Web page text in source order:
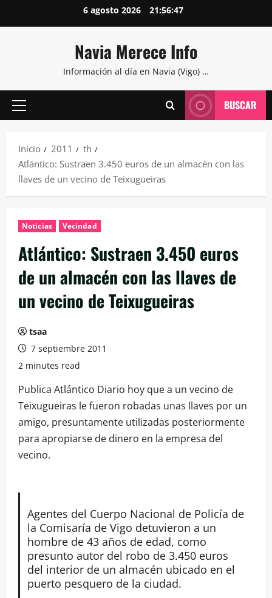
al
6 agosto 2026 21:56:48
Navia Merece Info
Información al día en Navia (Vigo) …
Menú
BUSCAR
Inicio 2011
th
Atlántico: Sustraen 3.450 euros de un almacén con las
llaves de un vecino de Teixugueiras
Noticias Vecindad
Atlántico: Sustraen 3.450 euros
de un almacén con las llaves de
un vecino de Teixugueiras
tsaa
7 septiembre 2011
2 minutes read
Publica Atlántico Diario hoy que a un vecino de
Teixugueiras le fueron robadas unas llaves por un
amigo, presuntamente utilizadas posteriormente
para apropiarse de dinero en la empresa del
vecino.
Agentes del Cuerpo Nacional de Policía de
la Comisaría de Vigo detuvieron a un
hombre de 43 años de edad, como
presunto autor del robo de 3.450 euros
del interior de un almacén ubicado en el
puerto pesquero de la ciudad.